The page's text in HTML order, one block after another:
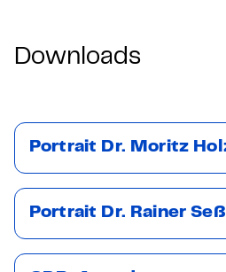
Downloads
Portrait Dr. Moritz
Portrait Dr. Rainer